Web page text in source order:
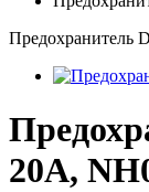
Предохранитель
20A,